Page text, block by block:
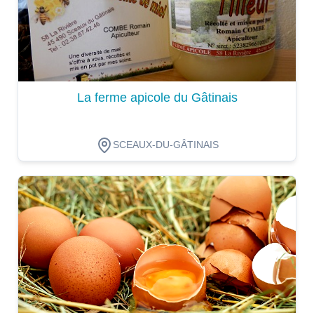
La ferme apicole du Gâtinais
SCEAUX-DU-GÂTINAIS
Dégustation